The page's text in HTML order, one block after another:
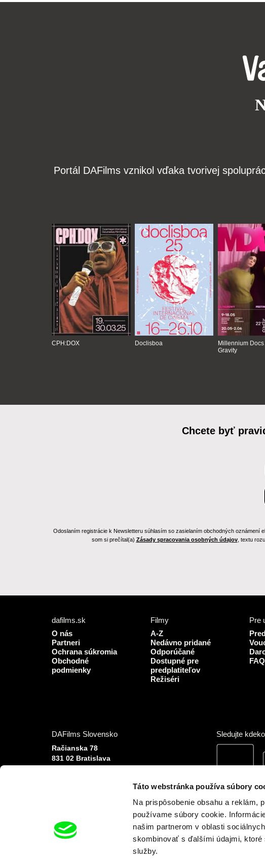
Táto webstránka používa súbory
Na prispôsobenie obsahu a reklám,
používame súbory cookie.
našim partnerom v oblasti
skombinovať s ďalšími údajmi,
služby.
Portál DAFilms vznikol vďaka tvorivej
CPH:DOX Doclisboa
Millennium
Gravity
Chcete byť
Odoslaním registrácie k Newsletteru súhlasím so zasielaním obchodných oznámení
som si prečítal(a) Zásady spracovania osobných údajov, textu
dafilms.sk
O nás
Partneri
Ochrana súkromia
Obchodné
podmienky
Filmy
A-Z
Nedávno pridané
Odporúčané
Dostupné pre
predplatiteľov
Režiséri
Pre
FAQ
DAFilms Slovensko
Račianska 78
831 02 Bratislava
Sledujte